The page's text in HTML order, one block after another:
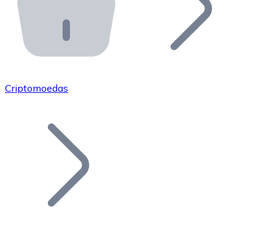
API Bitnovo
Integre nossa API no seu ecossistema.
Junte-se à nossa rede de revendedores e comercialize
Adicione o token do seu projeto ao nosso serviço de
Criptomoedas